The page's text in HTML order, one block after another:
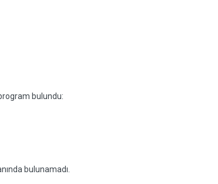
bulundu:
bulunamadı.